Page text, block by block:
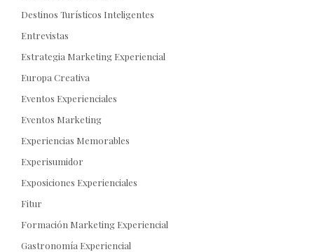
Destinos Turísticos Inteligentes
Entrevistas
Estrategia Marketing Experiencial
Europa Creativa
Eventos Experienciales
Eventos Marketing
Experiencias Memorables
Experisumidor
Exposiciones Experienciales
Fitur
Formación Marketing Experiencial
Gastronomía Experiencial